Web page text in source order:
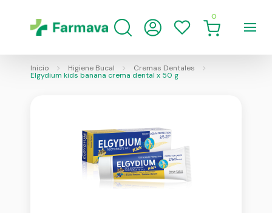
0
Inicio Higiene Bucal Cremas Dentales
Elgydium kids banana crema dental x 50 g